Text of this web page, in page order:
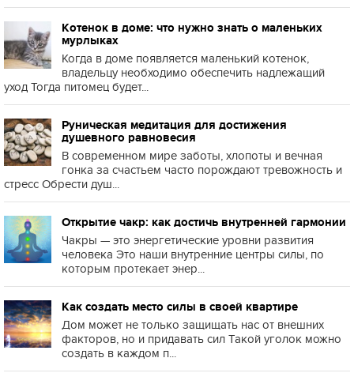
Котенок в доме: что нужно знать о маленьких
мурлыках
Когда в доме появляется маленький котенок,
владельцу необходимо обеспечить надлежащий
уход Тогда питомец будет...
Руническая медитация для достижения
душевного равновесия
В современном мире заботы, хлопоты и вечная
гонка за счастьем часто порождают тревожность и
стресс Обрести душ...
Открытие чакр: как достичь внутренней гармонии
Чакры — это энергетические уровни развития
человека Это наши внутренние центры силы, по
которым протекает энер...
Как создать место силы в своей квартире
Дом может не только защищать нас от внешних
факторов, но и придавать сил Такой уголок можно
создать в каждом п...